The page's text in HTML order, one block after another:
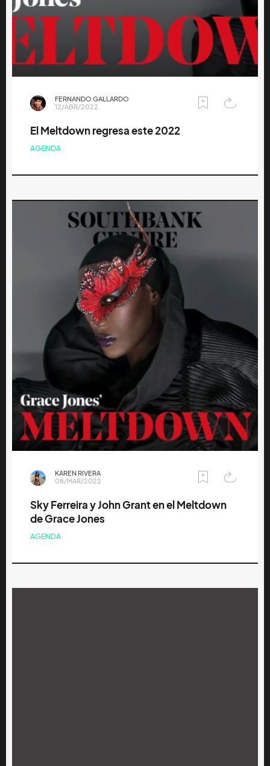
FERNANDO GALLARDO
12/ABR/2022
El Meltdown regresa este 2022
AGENDA
KAREN RIVERA
08/MAR/2022
Sky Ferreira y John Grant en el Meltdown
de Grace Jones
AGENDA